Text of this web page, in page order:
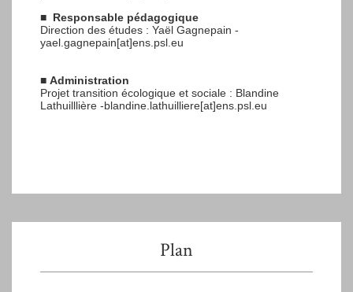
■ Responsable pédagogique
Direction des études : Yaël Gagnepain -
yael.gagnepain[at]ens.psl.eu
■ Administration
Projet transition écologique et sociale : Blandine
Lathuilllière -blandine.lathuilliere[at]ens.psl.eu
Plan